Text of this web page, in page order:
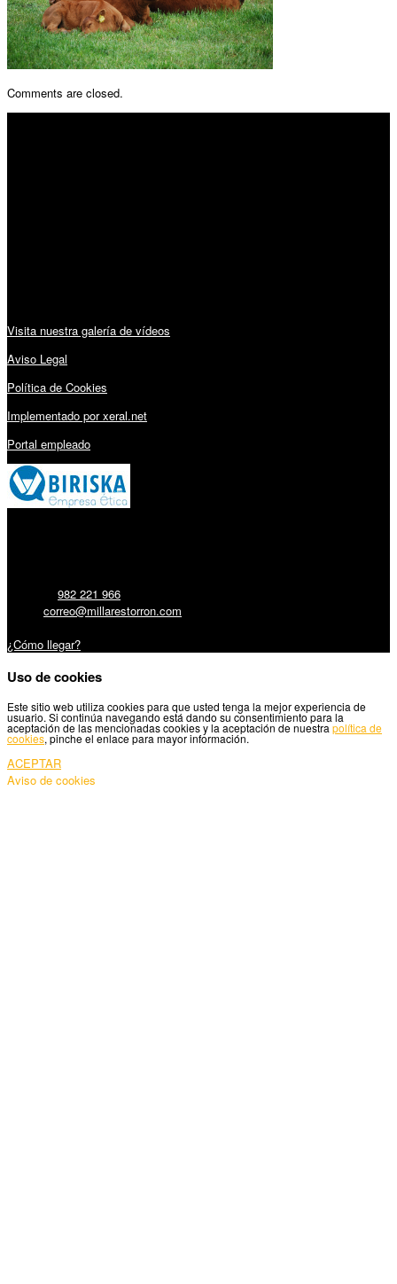
Comments are closed.
Visita nuestra galería de vídeos
Aviso Legal
Política de Cookies
Implementado por xeral.net
Portal empleado
982 221 966
correo@millarestorron.com
¿Cómo llegar?
Uso de cookies
Este sitio web utiliza cookies para que usted tenga la mejor experiencia de
usuario. Si continúa navegando está dando su consentimiento para la
aceptación de las mencionadas cookies y la aceptación de nuestra política de
cookies, pinche el enlace para mayor información.
ACEPTAR
Aviso de cookies